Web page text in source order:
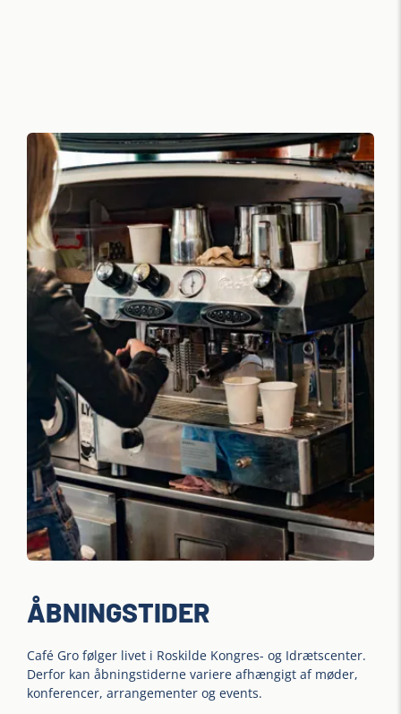
ÅBNINGSTIDER
Café Gro følger livet i Roskilde Kongres- og Idrætscenter.
Derfor kan åbningstiderne variere afhængigt af møder,
konferencer, arrangementer og events.